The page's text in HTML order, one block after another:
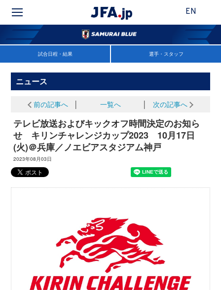
EN
試合日程・結果 選手・スタッフ
ニュース
前の記事へ 一覧へ 次の記事へ
テレビ放送およびキックオフ時間決定のお知ら
せ キリンチャレンジカップ2023 10月17日
(火)＠兵庫／ノエビアスタジアム神戸
2023年08月03日